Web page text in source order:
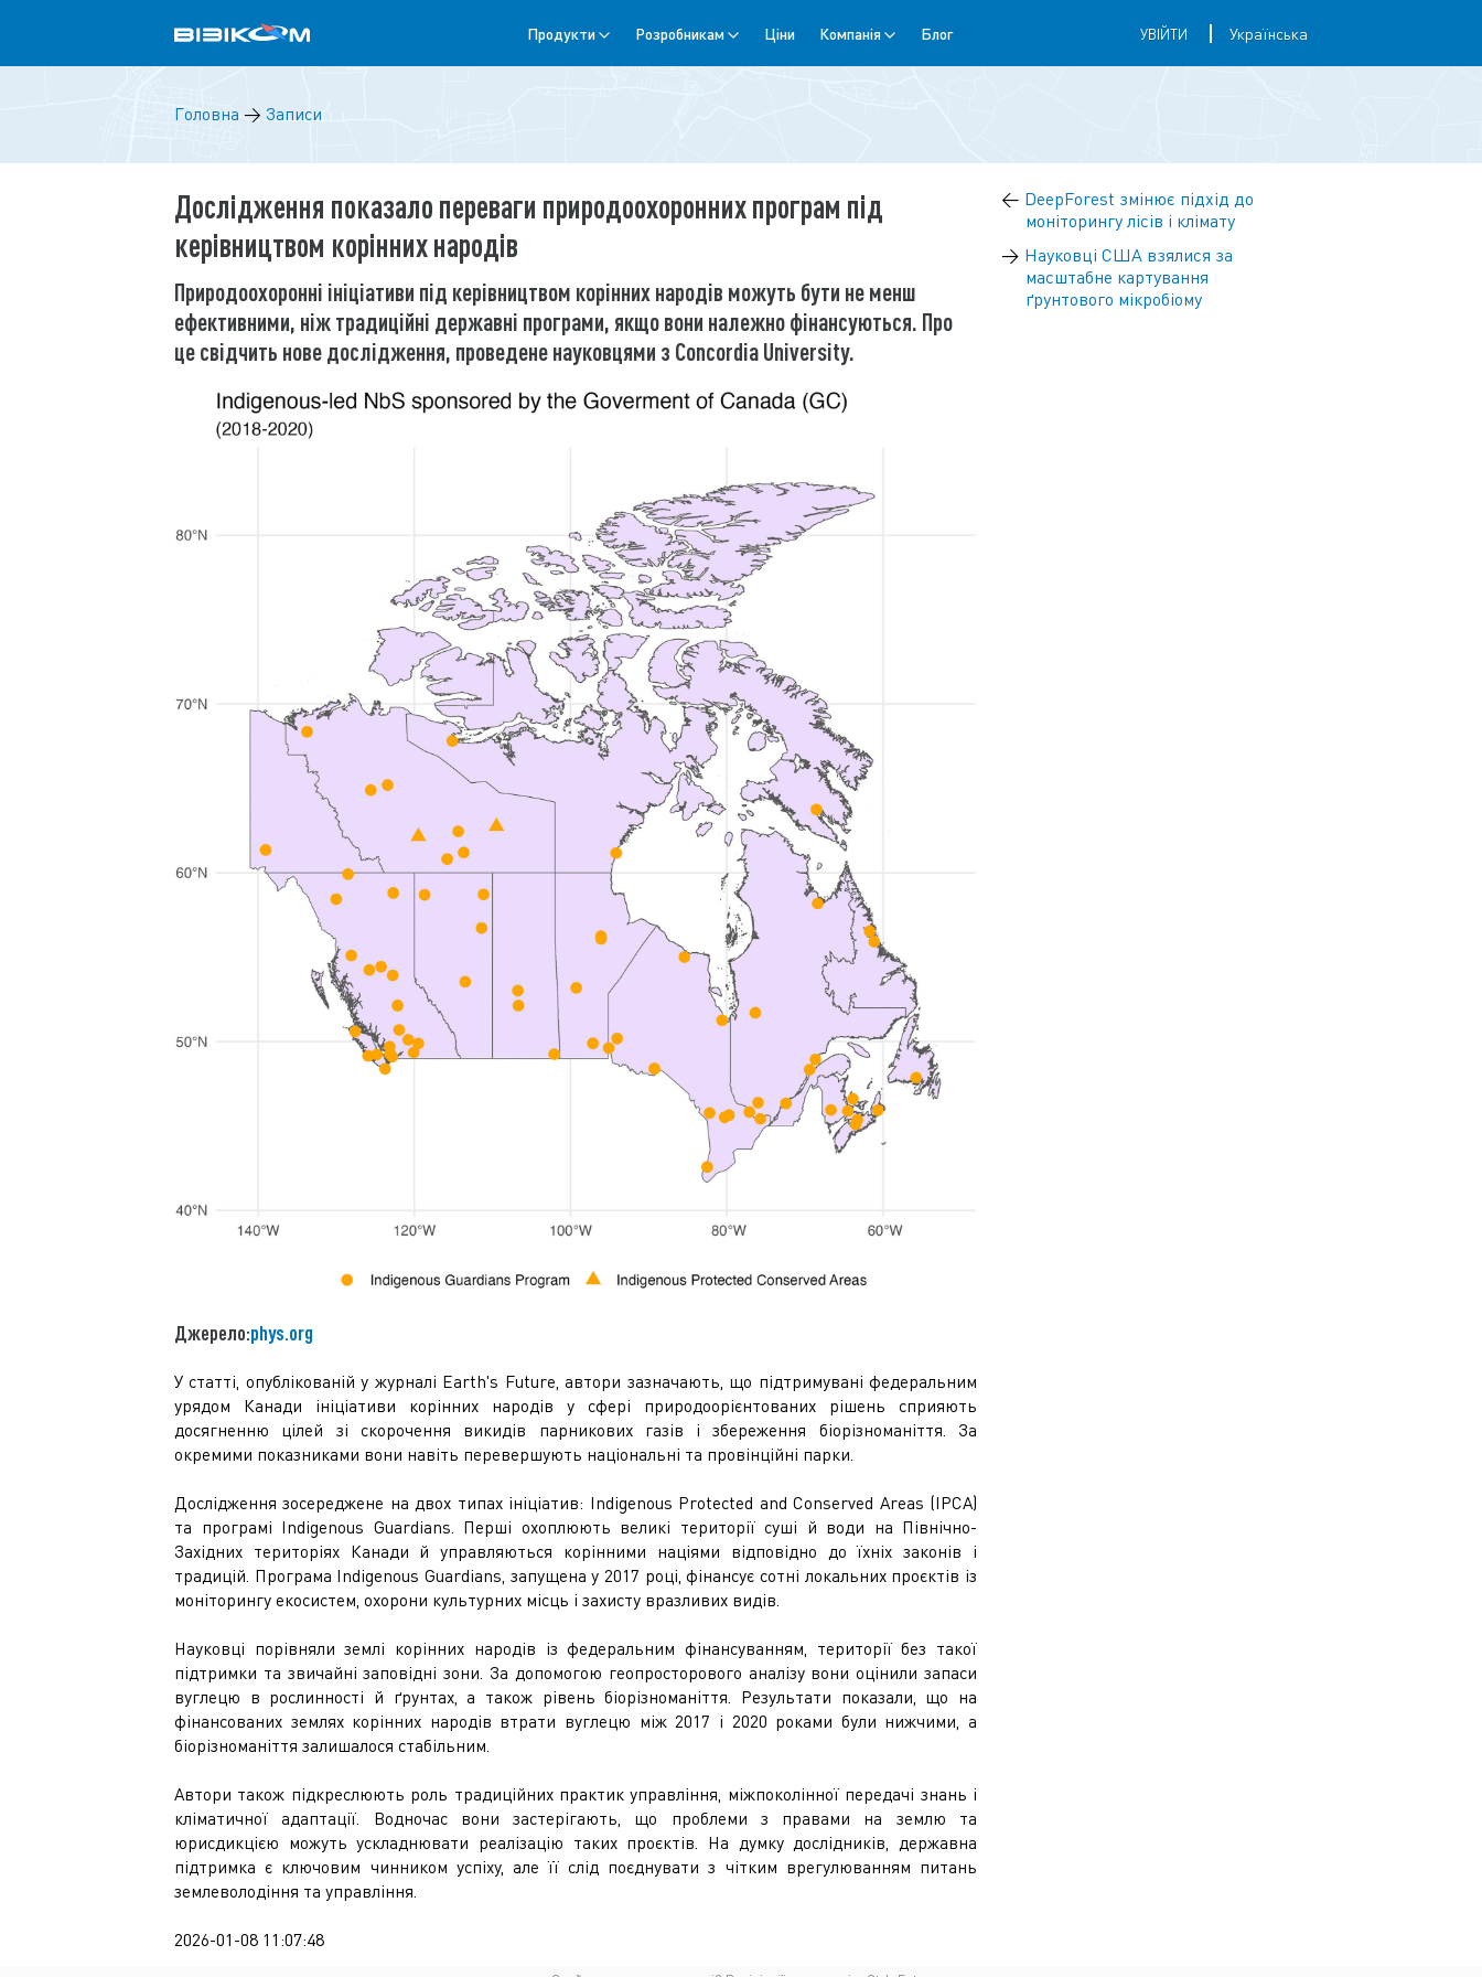
Продукти Розробникам Ціни Компанія Блог УВІЙТИ
Головна → Записи
← DeepForest змінює підхід до
моніторингу лісів і клімату
→ Науковці США взялися за
масштабне картування
ґрунтового мікробіому
Дослідження показало переваги природоохоронних програм під
керівництвом корінних народів
Природоохоронні ініціативи під керівництвом корінних народів можуть бути не менш
ефективними, ніж традиційні державні програми, якщо вони належно фінансуються. Про
це свідчить нове дослідження, проведене науковцями з Concordia University.
Джерело:phys.org
У статті, опублікованій у журналі Earth's Future, автори зазначають, що підтримувані федеральним
урядом Канади ініціативи корінних народів у сфері природоорієнтованих рішень сприяють
досягненню цілей зі скорочення викидів парникових газів і збереження біорізноманіття. За
окремими показниками вони навіть перевершують національні та провінційні парки.
Дослідження зосереджене на двох типах ініціатив: Indigenous Protected and Conserved Areas (IPCA)
та програмі Indigenous Guardians. Перші охоплюють великі території суші й води на Північно-
Західних територіях Канади й управляються корінними націями відповідно до їхніх законів і
традицій. Програма Indigenous Guardians, запущена у 2017 році, фінансує сотні локальних проєктів із
моніторингу екосистем, охорони культурних місць і захисту вразливих видів.
Науковці порівняли землі корінних народів із федеральним фінансуванням, території без такої
підтримки та звичайні заповідні зони. За допомогою геопросторового аналізу вони оцінили запаси
вуглецю в рослинності й ґрунтах, а також рівень біорізноманіття. Результати показали, що на
фінансованих землях корінних народів втрати вуглецю між 2017 і 2020 роками були нижчими, а
біорізноманіття залишалося стабільним.
Автори також підкреслюють роль традиційних практик управління, міжпоколінної передачі знань і
кліматичної адаптації. Водночас вони застерігають, що проблеми з правами на землю та
юрисдикцією можуть ускладнювати реалізацію таких проєктів. На думку дослідників, державна
підтримка є ключовим чинником успіху, але її слід поєднувати з чітким врегулюванням питань
землеволодіння та управління.
2026-01-08 11:07:48